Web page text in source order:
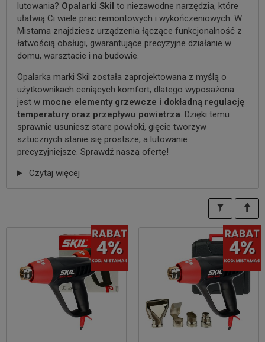
lutowania? Opalarki Skil to niezawodne narzędzia, które
ułatwią Ci wiele prac remontowych i wykończeniowych. W
Mistama znajdziesz urządzenia łączące funkcjonalność z
łatwością obsługi, gwarantujące precyzyjne działanie w
domu, warsztacie i na budowie.
Opalarka marki Skil została zaprojektowana z myślą o
użytkownikach ceniących komfort, dlatego wyposażona
jest w mocne elementy grzewcze i dokładną regulację
temperatury oraz przepływu powietrza. Dzięki temu
sprawnie usuniesz stare powłoki, gięcie tworzyw
sztucznych stanie się prostsze, a lutowanie
precyzyjniejsze. Sprawdź naszą ofertę!
Czytaj więcej